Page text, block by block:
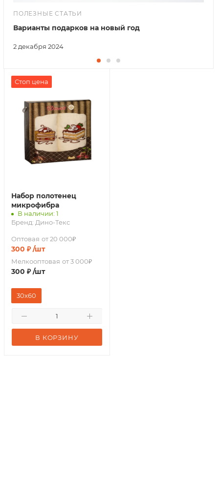
ПОЛЕЗНЫЕ СТАТЬИ
2 декабря 2024
Варианты подарков на новый год
Стоп цена
Набор полотенец
микрофибра
В наличии: 1
Бренд: Дино-Текс
Оптовая от 20 000₽
300 ₽ /шт
Мелкооптовая от 3 000₽
300 ₽ /шт
В КОРЗИНУ
30x60